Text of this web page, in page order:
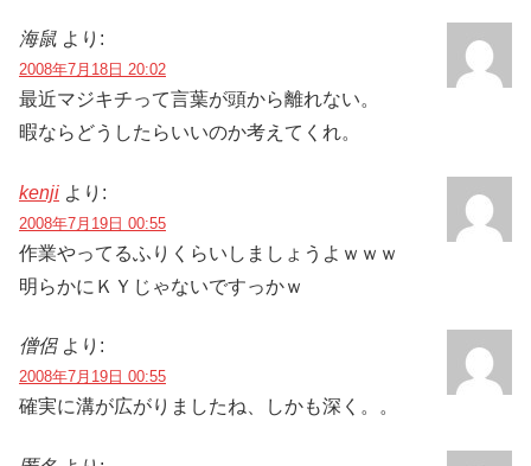
海鼠 より:
2008年7月18日 20:02
最近マジキチって言葉が頭から離れない。
暇ならどうしたらいいのか考えてくれ。
kenji より:
2008年7月19日 00:55
作業やってるふりくらいしましょうよｗｗｗ
明らかにＫＹじゃないですっかｗ
僧侶 より:
2008年7月19日 00:55
確実に溝が広がりましたね、しかも深く。。